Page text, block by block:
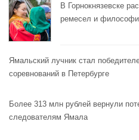
В Горнокнязевске
ремесел и
Ямальский лучник стал
соревнований в Петербурге
Более 313 млн рублей вернули
следователям Ямала